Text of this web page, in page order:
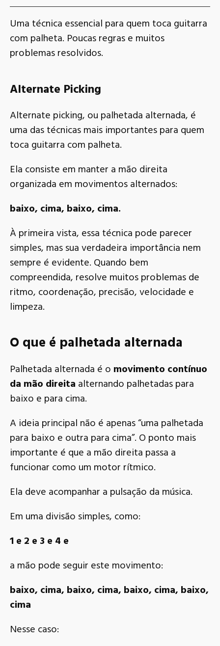
Uma técnica essencial para quem toca guitarra
com palheta. Poucas regras e muitos
problemas resolvidos.
Alternate Picking
Alternate picking, ou palhetada alternada, é
uma das técnicas mais importantes para quem
toca guitarra com palheta.
Ela consiste em manter a mão direita
organizada em movimentos alternados:
baixo, cima, baixo, cima.
À primeira vista, essa técnica pode parecer
simples, mas sua verdadeira importância nem
sempre é evidente. Quando bem
compreendida, resolve muitos problemas de
ritmo, coordenação, precisão, velocidade e
limpeza.
O que é palhetada alternada
Palhetada alternada é o movimento contínuo
da mão direita alternando palhetadas para
baixo e para cima.
A ideia principal não é apenas “uma palhetada
para baixo e outra para cima”. O ponto mais
importante é que a mão direita passa a
funcionar como um motor rítmico.
Ela deve acompanhar a pulsação da música.
Em uma divisão simples, como:
1 e 2 e 3 e 4 e
a mão pode seguir este movimento:
baixo, cima, baixo, cima, baixo, cima, baixo,
cima
Nesse caso: